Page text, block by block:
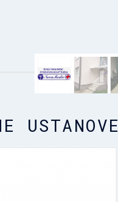
USTANOVE